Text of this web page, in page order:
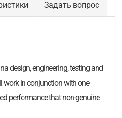
Задать вопрос
design, engineering, testing and
work in conjunction with one
performance that non-genuine